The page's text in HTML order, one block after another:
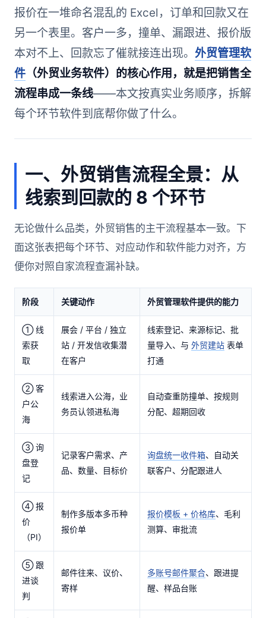
报价在一堆命名混乱的 Excel，订单和回款又在
另一个表里。客户一多，撞单、漏跟进、报价版
本对不上、回款忘了催就接连出现。 外贸管理软
件 （外贸业务软件）的核心作用，就是把销售全
流程串成一条线——本文按真实业务顺序，拆解
每个环节软件到底帮你做了什么。
一、外贸销售流程全景：从
线索到回款的 8 个环节
无论做什么品类，外贸销售的主干流程基本一致。下
面这张表把每个环节、对应动作和软件能力对齐，方
便你对照自家流程查漏补缺。
阶段 关键动作 外贸管理软件提供的能力
① 线
索获
取
展会 / 平台 / 独立
站 / 开发信收集潜
在客户
线索登记、来源标记、批
量导入、与 外贸建站 表单
打通
② 客
户公
海
线索进入公海，业
务员认领进私海
自动查重防撞单、按规则
分配、超期回收
③ 询
盘登
记
记录客户需求、产
品、数量、目标价
询盘统一收件箱、自动关
联客户、分配跟进人
④ 报
价
（PI）
制作多版本多币种
报价单
报价模板 + 价格库、毛利
测算、审批流
⑤ 跟
进谈
判
邮件往来、议价、
寄样
多账号邮件聚合、跟进提
醒、样品台账